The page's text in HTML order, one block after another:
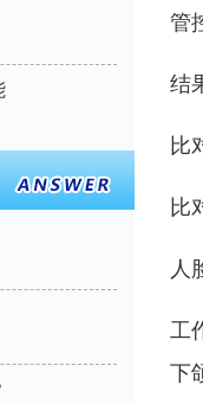
管
结
比
比
人
工
下